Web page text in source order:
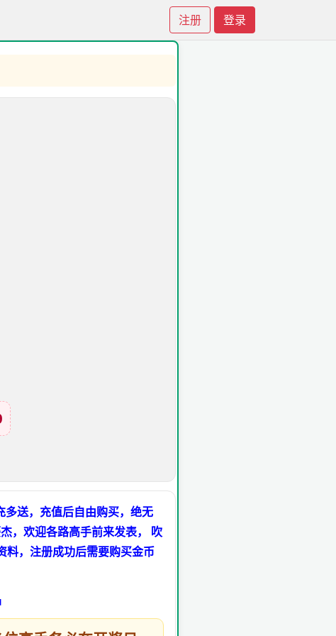
注册 登录
多送，充值后自由购买，绝无
，欢迎各路高手前来发表， 吹
料，注册成功后需要购买金币